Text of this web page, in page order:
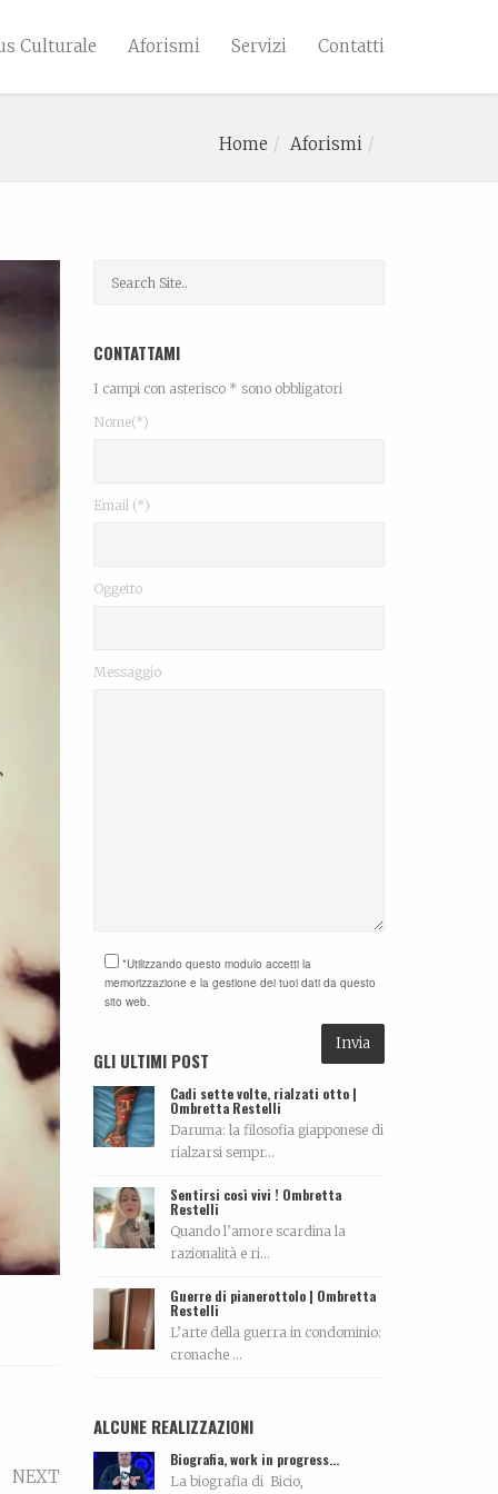
Culturale Aforismi Servizi Contatti
Home Aforismi
NEXT
CONTATTAMI
I campi con asterisco * sono obbligatori
Nome(*)
Email (*)
Oggetto
Messaggio
*Utilizzando questo modulo accetti la
memorizzazione e la gestione dei tuoi dati da questo
sito web.
GLI ULTIMI POST
Cadi sette volte, rialzati otto |
Ombretta Restelli
Daruma: la filosofia giapponese di
rialzarsi sempr...
Sentirsi così vivi ! Ombretta
Restelli
Quando l’amore scardina la
razionalità e ri...
Guerre di pianerottolo | Ombretta
Restelli
L’arte della guerra in condominio:
cronache ...
ALCUNE REALIZZAZIONI
Biografia, work in progress…
La biografia di Bicio,